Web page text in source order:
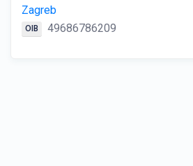
Zagreb
OIB 49686786209